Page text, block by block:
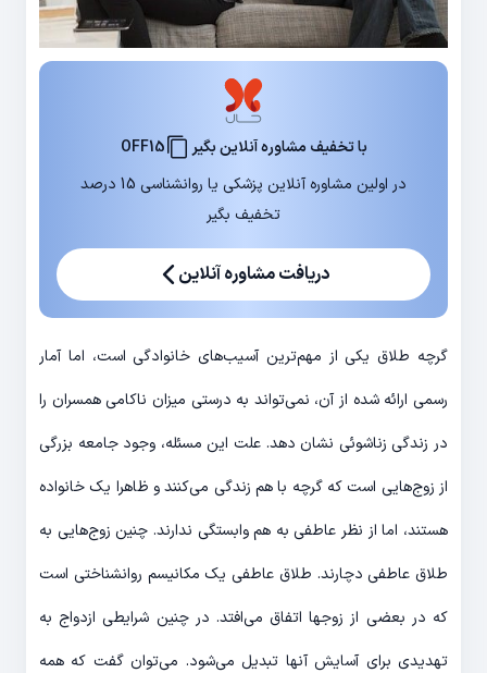
با تخفیف مشاوره آنلاین بگیر
OFF15
در اولین مشاوره آنلاین پزشکی یا روانشناسی 15 درصد
تخفیف بگیر
دریافت مشاوره آنلاین
گرچه طلاق یکی از مهم‌­ترین آسیب‌­های خانوادگی است، اما آمار
رسمی ارائه شده از آن، نمی‌­تواند به درستی میزان ناکامی همسران را
در زندگی زناشوئی نشان دهد. علت این مسئله، وجود جامعه بزرگی
از زوج‌­هایی است که گرچه با هم زندگی می‌­کنند و ظاهرا یک خانواده
هستند، اما از نظر عاطفی به هم وابستگی ندارند. چنین زوج‌­هایی به
طلاق عاطفی دچارند. طلاق عاطفی یک مکانیسم روانشناختی است
که در بعضی از زوج­ها اتفاق می‌­افتد. در چنین شرایطی ازدواج به
تهدیدی برای آسایش آن­ها تبدیل می‌­شود. می‌­توان گفت که همه